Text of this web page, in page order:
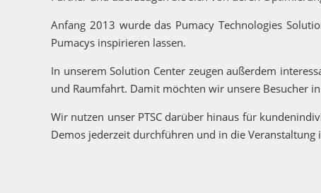
Anfang 2013 wurde das Pumacy Technologies
Pumacys inspirieren lassen.
In unserem Solution Center zeugen außerdem
und Raumfahrt. Damit möchten wir unsere Besucher
Wir nutzen unser PTSC darüber hinaus für
Demos jederzeit durchführen und in die Veranstaltung